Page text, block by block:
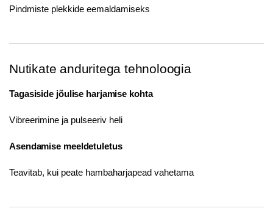
Pindmiste plekkide eemaldamiseks
Nutikate anduritega tehnoloogia
Tagasiside jõulise harjamise kohta
Vibreerimine ja pulseeriv heli
Asendamise meeldetuletus
Teavitab, kui peate hambaharjapead vahetama